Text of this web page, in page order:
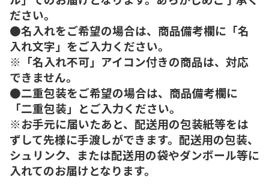
ださい。
●名入れをご希望の場合は、商品備考欄に「名
入れ文字」をご入力ください。
※「名入れ不可」アイコン付きの商品は、対応
できません。
●二重包装をご希望の場合は、商品備考欄に
「二重包装」とご入力ください。
※お手元に届いたあと、配送用の包装紙等をは
ずして先様に手渡しができます。配送用の包装、
シュリンク、または配送用の袋やダンボール等に
入れてのお届けとなります。